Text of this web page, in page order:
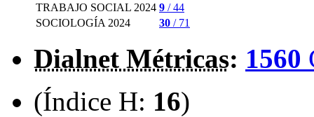
TRABAJO SOCIAL 2024 9 / 44
SOCIOLOGÍA 2024
30 / 71
Dialnet Métricas: 1560
(Índice H: 16)